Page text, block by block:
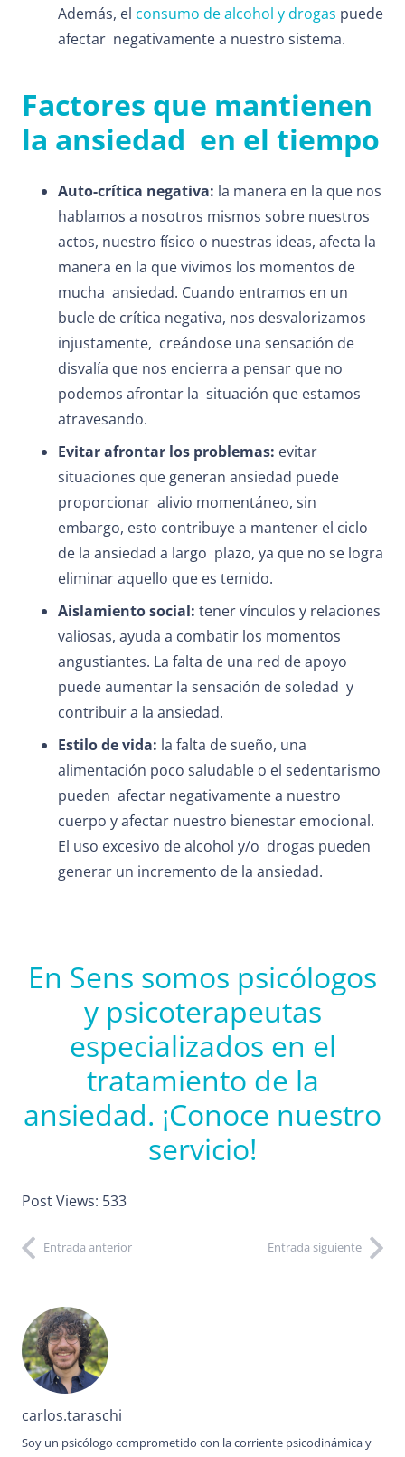
Además, el consumo de alcohol y drogas puede
afectar negativamente a nuestro sistema.
Factores que mantienen
la ansiedad en el tiempo
Auto-crítica negativa: la manera en la que nos
hablamos a nosotros mismos sobre nuestros
actos, nuestro físico o nuestras ideas, afecta la
manera en la que vivimos los momentos de
mucha ansiedad. Cuando entramos en un
bucle de crítica negativa, nos desvalorizamos
injustamente, creándose una sensación de
disvalía que nos encierra a pensar que no
podemos afrontar la situación que estamos
atravesando.
Evitar afrontar los problemas: evitar
situaciones que generan ansiedad puede
proporcionar alivio momentáneo, sin
embargo, esto contribuye a mantener el ciclo
de la ansiedad a largo plazo, ya que no se logra
eliminar aquello que es temido.
Aislamiento social: tener vínculos y relaciones
valiosas, ayuda a combatir los momentos
angustiantes. La falta de una red de apoyo
puede aumentar la sensación de soledad y
contribuir a la ansiedad.
Estilo de vida: la falta de sueño, una
alimentación poco saludable o el sedentarismo
pueden afectar negativamente a nuestro
cuerpo y afectar nuestro bienestar emocional.
El uso excesivo de alcohol y/o drogas pueden
generar un incremento de la ansiedad.
En Sens somos psicólogos
y psicoterapeutas
especializados en el
tratamiento de la
ansiedad. ¡Conoce nuestro
servicio!
Post Views: 533
Entrada anterior Entrada siguiente
carlos.taraschi
Soy un psicólogo comprometido con la corriente psicodinámica y